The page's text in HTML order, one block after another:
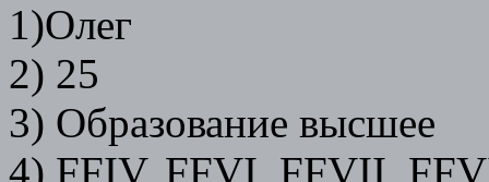
1)Олег
2) 25
3) Образование высшее
4) FFIV, FFVI, FFVII,